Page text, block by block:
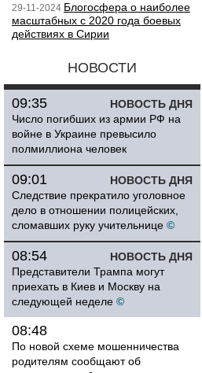
29-11-2024 Блогосфера о наиболее
масштабных с 2020 года боевых
действиях в Сирии
НОВОСТИ
НОВОСТЬ ДНЯ
09:35
Число погибших из армии РФ на
войне в Украине превысило
полмиллиона человек
НОВОСТЬ ДНЯ
09:01
Следствие прекратило уголовное
дело в отношении полицейских,
сломавших руку учительнице ©
НОВОСТЬ ДНЯ
08:54
Представители Трампа могут
приехать в Киев и Москву на
следующей неделе ©
08:48
По новой схеме мошенничества
родителям сообщают об